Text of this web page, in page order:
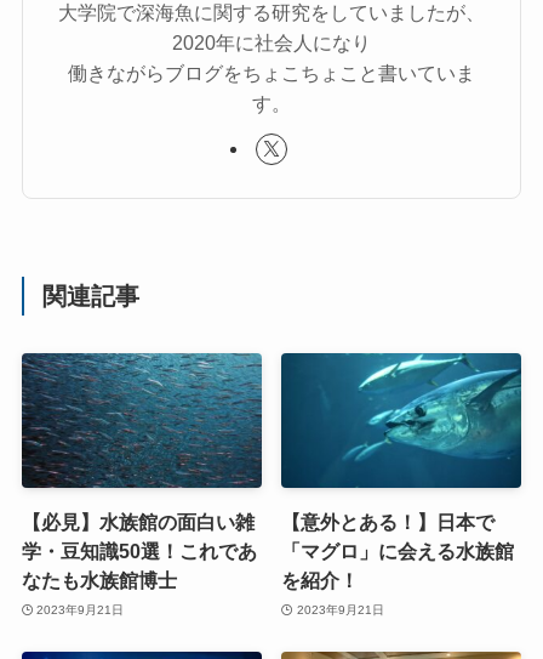
大学院で深海魚に関する研究をしていましたが、
2020年に社会人になり
働きながらブログをちょこちょこと書いていま
す。
関連記事
【必見】水族館の面白い雑
学・豆知識50選！これであ
なたも水族館博士
2023年9月21日
【意外とある！】日本で
「マグロ」に会える水族館
を紹介！
2023年9月21日